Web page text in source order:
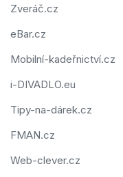
Zveráč.cz
eBar.cz
Mobilní-kadeřnictví.cz
i-DIVADLO.eu
Tipy-na-dárek.cz
FMAN.cz
Web-clever.cz